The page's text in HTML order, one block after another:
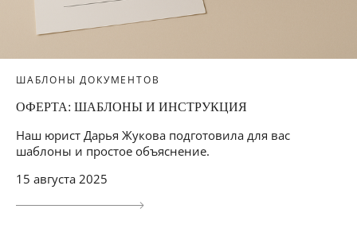
ШАБЛОНЫ ДОКУМЕНТОВ
ОФЕРТА: ШАБЛОНЫ И ИНСТРУКЦИЯ
Наш юрист Дарья Жукова подготовила для вас
шаблоны и простое объяснение.
15 августа 2025